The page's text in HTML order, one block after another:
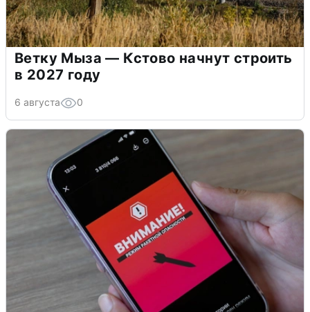
Ветку Мыза — Кстово начнут строить
в 2027 году
6 августа 0